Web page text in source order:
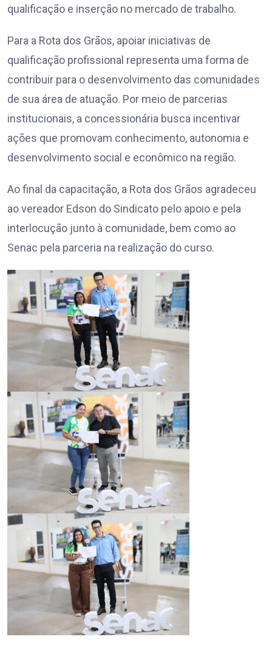
qualificação e inserção no mercado de trabalho.
Para a Rota dos Grãos, apoiar iniciativas de
qualificação profissional representa uma forma de
contribuir para o desenvolvimento das comunidades
de sua área de atuação. Por meio de parcerias
institucionais, a concessionária busca incentivar
ações que promovam conhecimento, autonomia e
desenvolvimento social e econômico na região.
Ao final da capacitação, a Rota dos Grãos agradeceu
ao vereador Edson do Sindicato pelo apoio e pela
interlocução junto à comunidade, bem como ao
Senac pela parceria na realização do curso.